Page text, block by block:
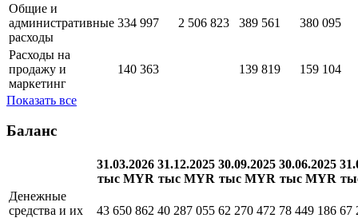
Общие и
административные
расходы
334 997 2 506 823 389 561 380 095
Расходы на
продажу и
маркетинг
140 363 139 819 159 104
Показать все
Баланс
31.03.2026
тыс MYR
31.12.2025
тыс MYR
30.09.2025
тыс MYR
30.06.2025
тыс MYR
Денежные
средства и их
43 650 862 40 287 055 62 270 472 78 449 186 67